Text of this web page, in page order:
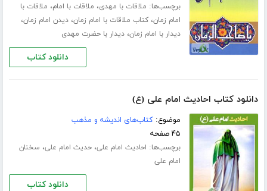
برچسب‌ها: ملاقات با مهدی، ملاقات با امام، ملاقات با
امام زمان،کتاب ملاقات با امام زمان،دیدن امام زمان،
دیدار با امام زمان،دیدار با حضرت مهدی
دانلود کتاب
دانلود کتاب احادیث امام علی (ع)
موضوع:کتاب‌های اندیشه و مذهب
۴۵ صفحه
برچسب‌ها: احادیث امام علی،حدیث امام علی، سخنان
امام علی
دانلود کتاب